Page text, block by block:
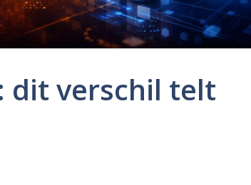
dit verschil telt